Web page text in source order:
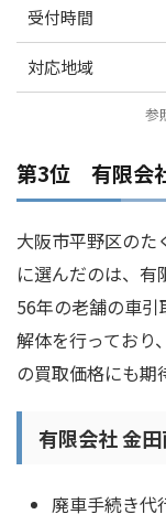
受付時間
対応地域
参
第3位 有限会
大阪市平野区のた
に選んだのは、
56年の老舗の車
解体を行っており
の買取価格にも期
有限会社 金
廃車手続き代